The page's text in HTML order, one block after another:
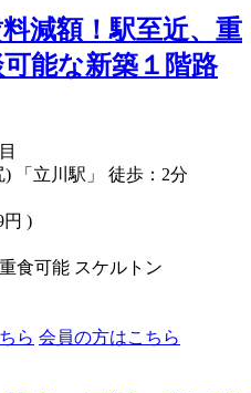
減額！駅至近、重
能な新築１階路
「立川駅」 徒歩：2分
円 )
重食可能 スケルトン
ら 会員の方はこちら